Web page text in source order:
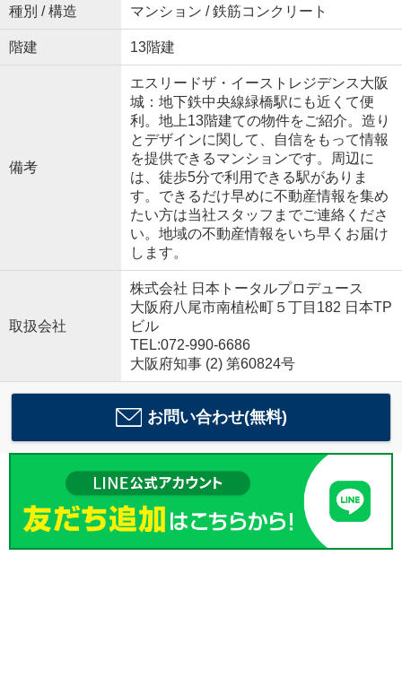
種別 / 構造 マンション / 鉄筋コンクリート
階建 13階建
備考
エスリードザ・イーストレジデンス大阪
城：地下鉄中央線緑橋駅にも近くて便
利。地上13階建ての物件をご紹介。造り
とデザインに関して、自信をもって情報
を提供できるマンションです。周辺に
は、徒歩5分で利用できる駅がありま
す。できるだけ早めに不動産情報を集め
たい方は当社スタッフまでご連絡くださ
い。地域の不動産情報をいち早くお届け
します。
取扱会社
株式会社 日本トータルプロデュース
大阪府八尾市南植松町５丁目182 日本TP
ビル
TEL:072-990-6686
大阪府知事 (2) 第60824号
お問い合わせ(無料)